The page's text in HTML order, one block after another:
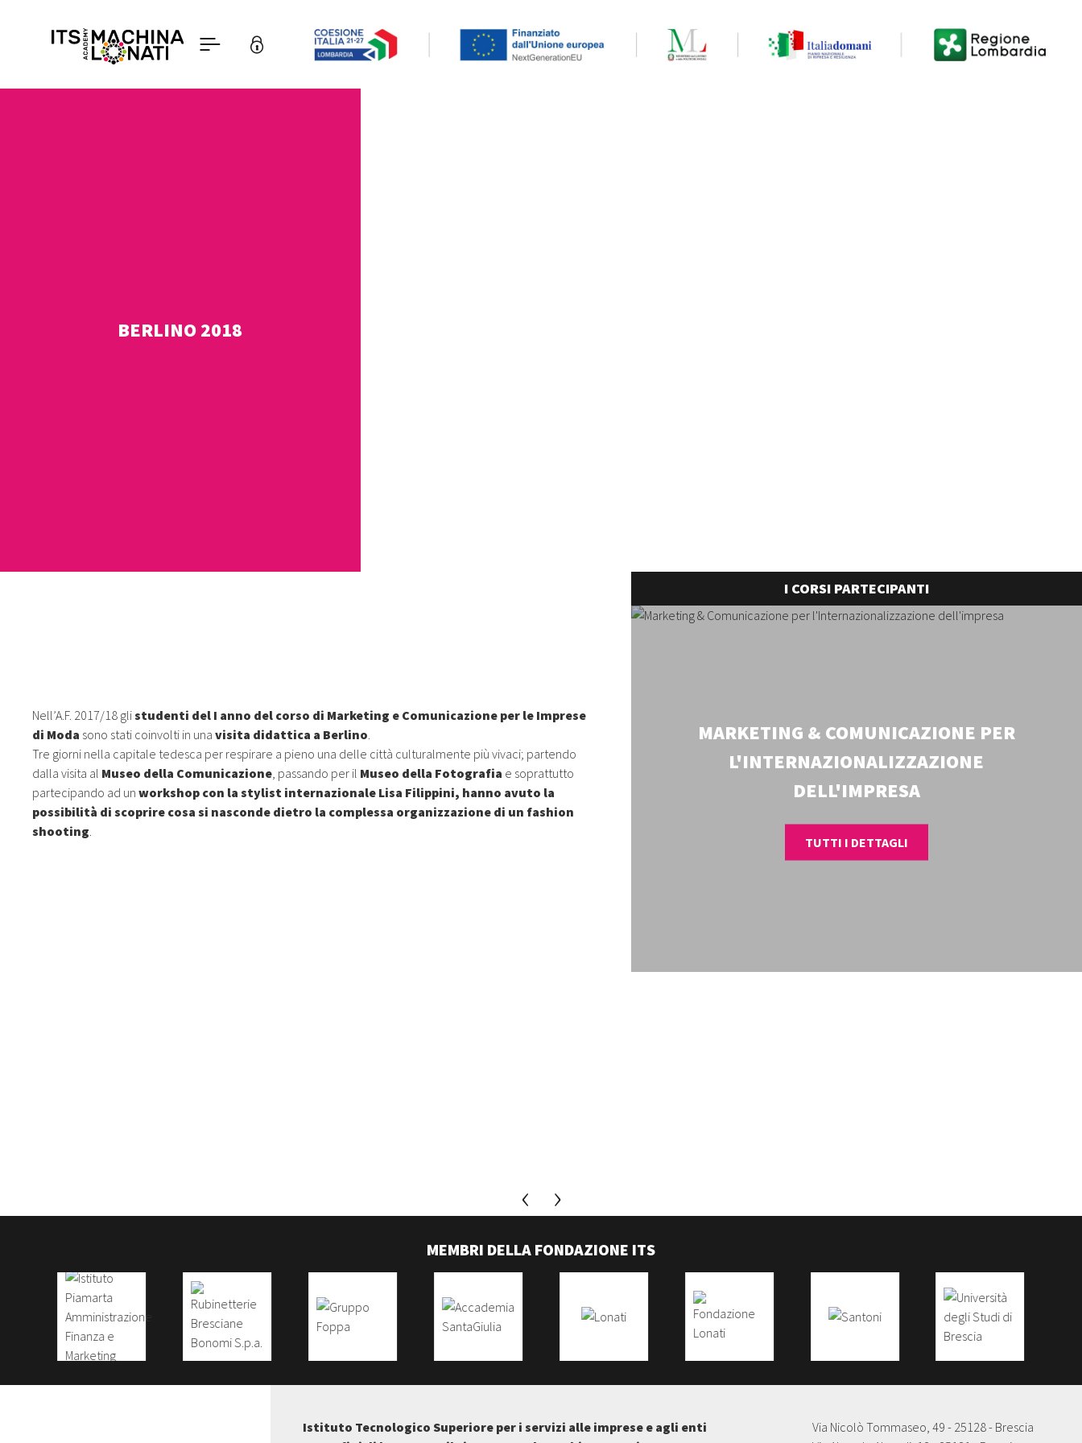
BERLINO 2018
Nell’A.F. 2017/18 glistudenti del I anno del corso di Marketing e Comunicazione per le Imprese
di Moda sono stati coinvolti in una visita didattica a Berlino.
Tre giorni nella capitale tedesca per respirare a pieno una delle città culturalmente più vivaci; partendo
dalla visita al Museo della Comunicazione, passando per il Museo della Fotografia e soprattutto
partecipando ad un workshop con la stylist internazionale Lisa Filippini, hanno avuto la
possibilità di scoprire cosa si nasconde dietro la complessa organizzazione di un fashion
shooting.
I CORSI PARTECIPANTI
MARKETING & COMUNICAZIONE PER
L'INTERNAZIONALIZZAZIONE
DELL'IMPRESA
MARKETING & COMUNICAZIONE PER
L'INTERNAZIONALIZZAZIONE
DELL'IMPRESA
TUTTI I DETTAGLI
MEMBRI DELLA FONDAZIONE ITS
Istituto Tecnologico Superiore per i servizi alle imprese e agli enti
Via Nicolò Tommaseo, 49 - 25128 - Brescia